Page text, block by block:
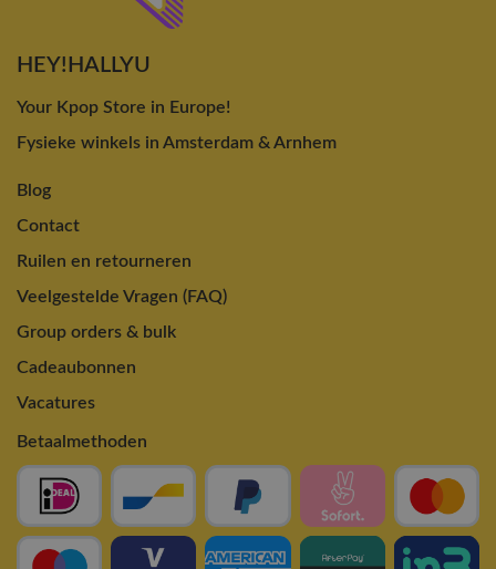
HEY!HALLYU
Your Kpop Store in Europe!
Fysieke winkels in Amsterdam & Arnhem
Blog
Contact
Ruilen en retourneren
Veelgestelde Vragen (FAQ)
Group orders & bulk
Cadeaubonnen
Vacatures
Betaalmethoden